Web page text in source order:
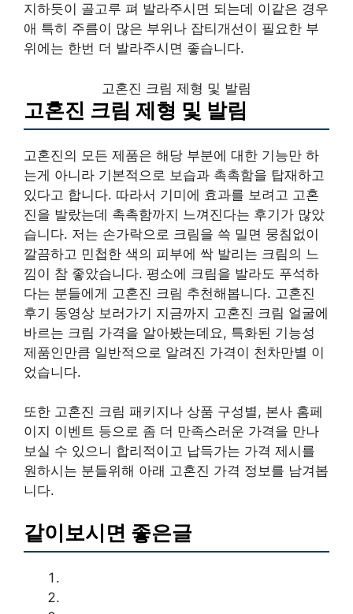
지하듯이 골고루 펴 발라주시면 되는데 이같은 경우
애 특히 주름이 많은 부위나 잡티개선이 필요한 부
위에는 한번 더 발라주시면 좋습니다.
고혼진 크림 제형 및 발림
고혼진 크림 제형 및 발림
고혼진의 모든 제품은 해당 부분에 대한 기능만 하
는게 아니라 기본적으로 보습과 촉촉함을 탑재하고
있다고 합니다. 따라서 기미에 효과를 보려고 고혼
진을 발랐는데 촉촉함까지 느껴진다는 후기가 많았
습니다. 저는 손가락으로 크림을 쓱 밀면 뭉침없이
깔끔하고 민첩한 색의 피부에 싹 발리는 크림의 느
낌이 참 좋았습니다. 평소에 크림을 발라도 푸석하
다는 분들에게 고혼진 크림 추천해봅니다. 고혼진
후기 동영상 보러가기 지금까지 고혼진 크림 얼굴에
바르는 크림 가격을 알아봤는데요, 특화된 기능성
제품인만큼 일반적으로 알려진 가격이 천차만별 이
었습니다.
또한 고혼진 크림 패키지나 상품 구성별, 본사 홈페
이지 이벤트 등으로 좀 더 만족스러운 가격을 만나
보실 수 있으니 합리적이고 납득가는 가격 제시를
원하시는 분들위해 아래 고혼진 가격 정보를 남겨봅
니다.
같이보시면 좋은글